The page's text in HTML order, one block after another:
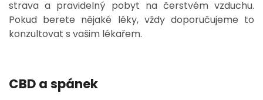
strava a pravidelný pobyt na čerstvém vzduchu.
Pokud berete nějaké léky, vždy doporučujeme to
konzultovat s vašim lékařem.
CBD a spánek